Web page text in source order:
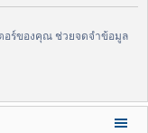
a
i
อร์ของคุณ ช่วยจดจำข้อมูล